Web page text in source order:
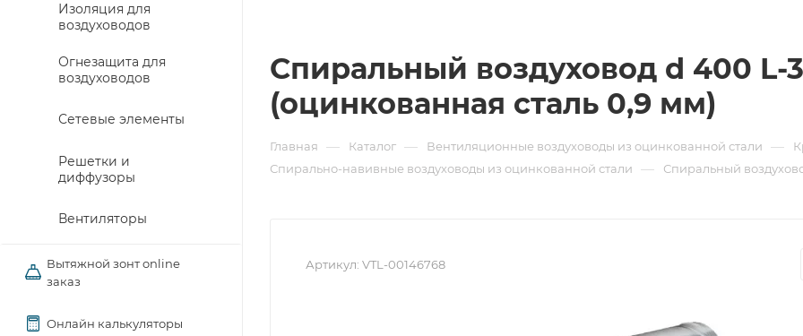
Изоляция для
воздуховодов
Огнезащита для
воздуховодов
Сетевые элементы
Решетки и
диффузоры
Вентиляторы
Вытяжной зонт online
заказ
Онлайн калькуляторы
Спиральный воздуховод d 400 L-
(оцинкованная сталь 0,9 мм)
Главная — Каталог — Вентиляционные воздуховоды из оцинкованной стали —
Спирально-навивные воздуховоды из оцинкованной стали
— Спиральный
Артикул: VTL-00146768